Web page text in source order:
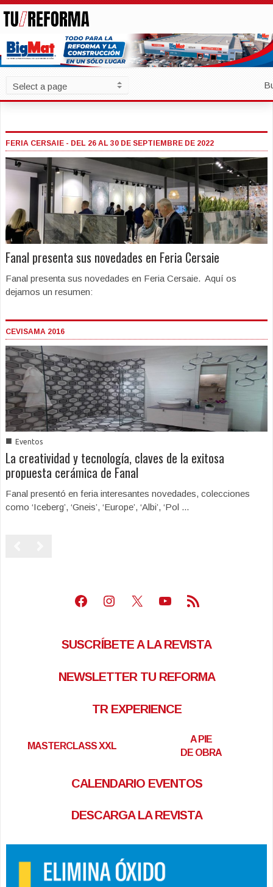
FERIA CERSAIE - DEL 26 AL 30 DE SEPTIEMBRE DE 2022
Fanal presenta sus novedades en Feria Cersaie
Fanal presenta sus novedades en Feria Cersaie. Aquí os
dejamos un resumen:
CEVISAMA 2016
■ Eventos
La creatividad y tecnología, claves de la exitosa
propuesta cerámica de Fanal
Fanal presentó en feria interesantes novedades, colecciones
como ‘Iceberg’, ‘Gneis’, ‘Europe’, ‘Albi’, ‘Pol ...
Facebook
Instagram
X Youtube
Feed RSS
SUSCRÍBETE A LA REVISTA
NEWSLETTER TU REFORMA
TR EXPERIENCE
MASTERCLASS XXL
A PIE
DE OBRA
CALENDARIO EVENTOS
DESCARGA LA REVISTA